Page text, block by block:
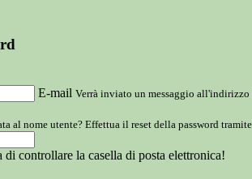
E-mail Verrà inviato un messaggio
al nome utente? Effettua il reset della password
controllare la casella di posta elettronica!